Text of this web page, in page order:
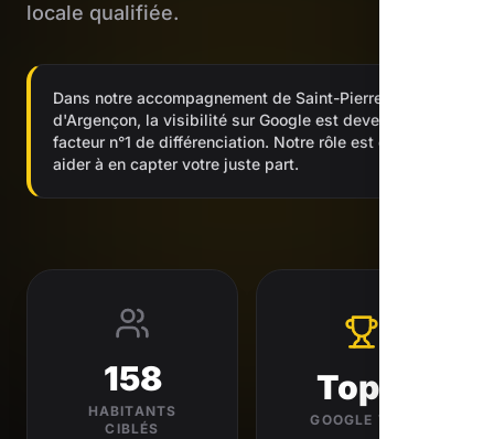
locale qualifiée.
Dans notre accompagnement de Saint-Pierre-
d'Argençon, la visibilité sur Google est devenue le
facteur n°1 de différenciation. Notre rôle est de vous
aider à en capter votre juste part.
158
HABITANTS
CIBLÉS
Top 3
GOOGLE VISÉ